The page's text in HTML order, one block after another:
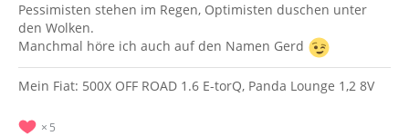
Pessimisten stehen im Regen, Optimisten duschen unter
den Wolken.
Manchmal höre ich auch auf den Namen Gerd
Mein Fiat: 500X OFF ROAD 1.6 E-torQ, Panda Lounge 1,2 8V
5